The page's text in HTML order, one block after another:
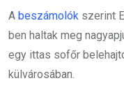
A beszámolók szerint
ben haltak meg
egy ittas sofőr
külvárosában.